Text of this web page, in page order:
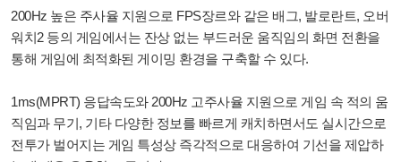
200Hz 높은 주사율 지원으로 FPS장르와 같은 배그, 발로란트, 오버
워치2 등의 게임에서는 잔상 없는 부드러운 움직임의 화면 전환을
통해 게임에 최적화된 게이밍 환경을 구축할 수 있다.
1ms(MPRT) 응답속도와 200Hz 고주사율 지원으로 게임 속 적의 움
직임과 무기, 기타 다양한 정보를 빠르게 캐치하면서도 실시간으로
전투가 벌어지는 게임 특성상 즉각적으로 대응하여 기선을 제압하